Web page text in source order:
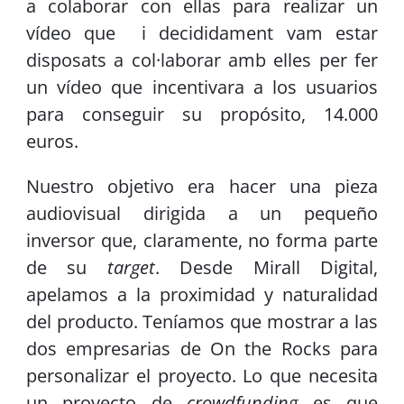
a colaborar con ellas para realizar un
vídeo que i decididament vam estar
disposats a col·laborar amb elles per fer
un vídeo que incentivara a los usuarios
para conseguir su propósito, 14.000
euros.
Nuestro objetivo era hacer una pieza
audiovisual dirigida a un pequeño
inversor que, claramente, no forma parte
de su target. Desde Mirall Digital,
apelamos a la proximidad y naturalidad
del producto. Teníamos que mostrar a las
dos empresarias de On the Rocks para
personalizar el proyecto. Lo que necesita